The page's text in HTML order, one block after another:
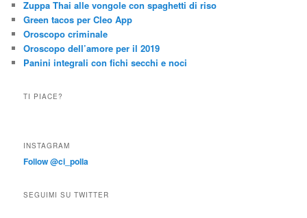
Zuppa Thai alle vongole con spaghetti di riso
Green tacos per Cleo App
Oroscopo criminale
Oroscopo dell’amore per il 2019
Panini integrali con fichi secchi e noci
TI PIACE?
INSTAGRAM
Follow @ci_polla
SEGUIMI SU TWITTER